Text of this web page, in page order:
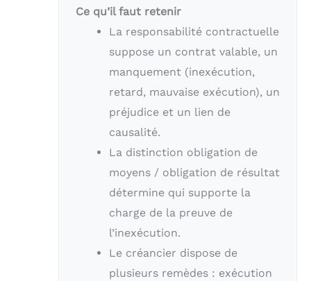
Ce qu’il faut retenir
La responsabilité contractuelle
suppose un contrat valable, un
manquement (inexécution,
retard, mauvaise exécution), un
préjudice et un lien de
causalité.
La distinction obligation de
moyens / obligation de résultat
détermine qui supporte la
charge de la preuve de
l’inexécution.
Le créancier dispose de
plusieurs remèdes : exécution